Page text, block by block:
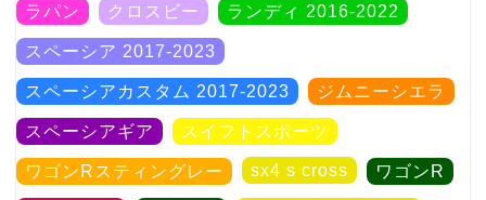
ラパン クロスビー ランディ 2016-2022
スペーシア 2017-2023
スペーシアカスタム 2017-2023 ジムニーシエラ
スペーシアギア スイフトスポーツ
ワゴンRスティングレー sx4 s cross ワゴンR